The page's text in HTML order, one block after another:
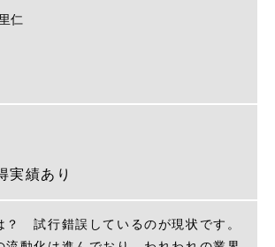
仁
実績あり
？ 試行錯誤しているのが現状です。